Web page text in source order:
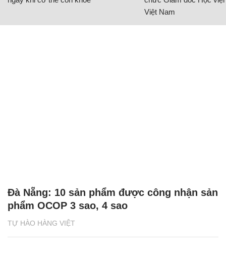
Việt Nam
TỰ HÀO HÀNG VIỆT
Đà Nẵng: 10 sản phẩm được công nhận sản
phẩm OCOP 3 sao, 4 sao